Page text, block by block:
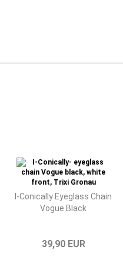
I-Conically Eyeglass Chain
Vogue Black
39,90 EUR